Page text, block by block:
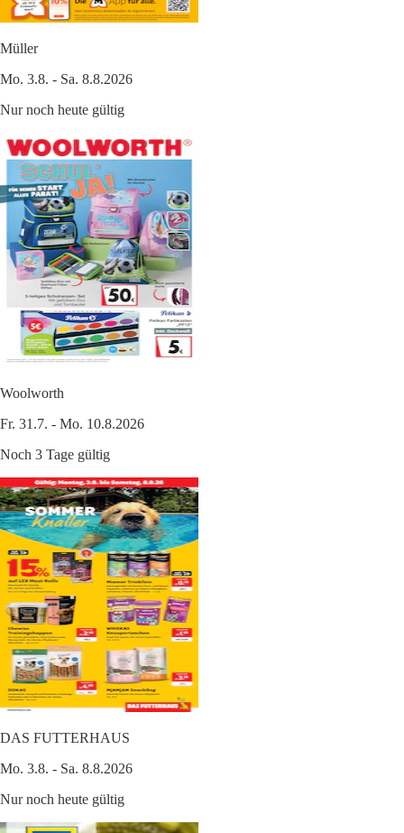
Müller
Mo. 3.8. - Sa. 8.8.2026
Nur noch heute gültig
Woolworth
Fr. 31.7. - Mo. 10.8.2026
Noch 3 Tage gültig
DAS FUTTERHAUS
Mo. 3.8. - Sa. 8.8.2026
Nur noch heute gültig